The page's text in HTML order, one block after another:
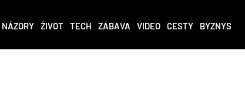
NÁZORY ŽIVOT TECH ZÁBAVA VIDEO CESTY BYZNYS